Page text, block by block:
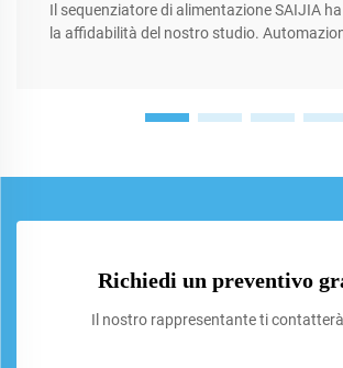
Il sequenziatore di alimentazione SAIJIA
la affidabilità del nostro studio.
Richiedi un preventivo
Il nostro rappresentante ti